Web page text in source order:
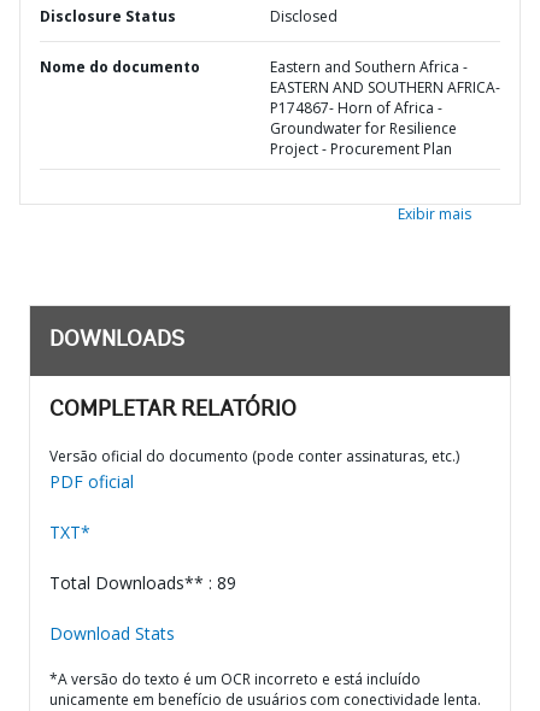
Disclosure Status Disclosed
Nome do documento
Eastern and Southern Africa -
EASTERN AND SOUTHERN AFRICA-
P174867- Horn of Africa -
Groundwater for Resilience
Project - Procurement Plan
Exibir mais
DOWNLOADS
COMPLETAR RELATÓRIO
Versão oficial do documento (pode conter assinaturas, etc.)
PDF oficial
TXT*
Total Downloads** : 89
Download Stats
*A versão do texto é um OCR incorreto e está incluído
unicamente em benefício de usuários com conectividade lenta.